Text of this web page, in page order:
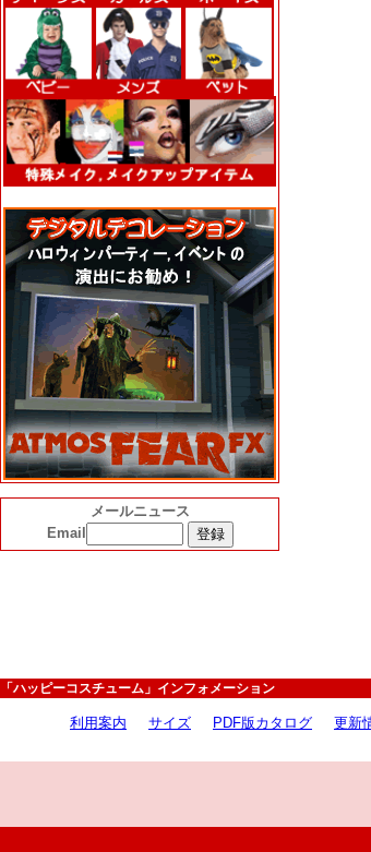
メールニュース
Email
「ハッピーコスチューム」インフォメーション
利用案内 サイズ PDF版カタログ 更新